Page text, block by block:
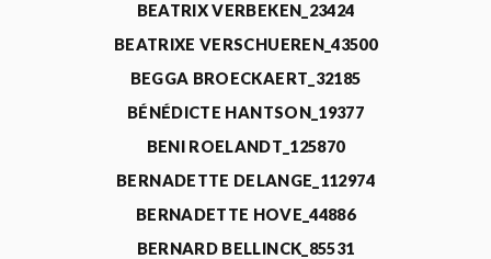
BEATRIX VERBEKEN_23424
BEATRIXE VERSCHUEREN_43500
BEGGA BROECKAERT_32185
BÉNÉDICTE HANTSON_19377
BENI ROELANDT_125870
BERNADETTE DELANGE_112974
BERNADETTE HOVE_44886
BERNARD BELLINCK_85531